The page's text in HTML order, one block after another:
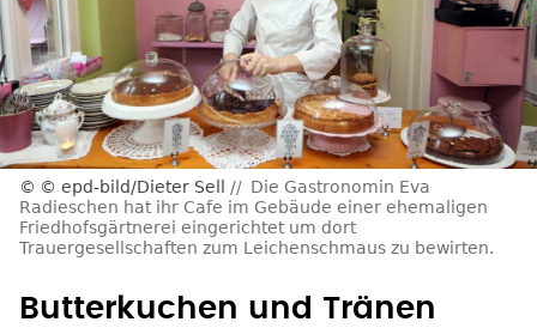
© epd-bild/Dieter Sell
Die Gastronomin Eva
Radieschen hat ihr Cafe im Gebäude einer ehemaligen
Friedhofsgärtnerei eingerichtet um dort
Trauergesellschaften zum Leichenschmaus zu bewirten.
Butterkuchen und Tränen